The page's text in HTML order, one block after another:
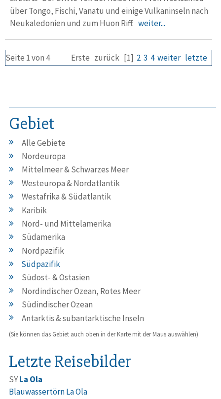
über Tongo, Fischi, Vanatu und einige Vulkaninseln nach
Neukaledonien und zum Huon Riff. weiter...
Seite 1 von 4 Erste zurück [1] 2 3 4 weiter letzte
Gebiet
Alle Gebiete
Nordeuropa
Mittelmeer & Schwarzes Meer
Westeuropa & Nordatlantik
Westafrika & Südatlantik
Karibik
Nord- und Mittelamerika
Südamerika
Nordpazifik
Südpazifik
Südost- & Ostasien
Nordindischer Ozean, Rotes Meer
Südindischer Ozean
Antarktis & subantarktische Inseln
(Sie können das Gebiet auch oben in der Karte mit der Maus auswählen)
Letzte Reisebilder
SYLa Ola
Blauwassertörn La Ola